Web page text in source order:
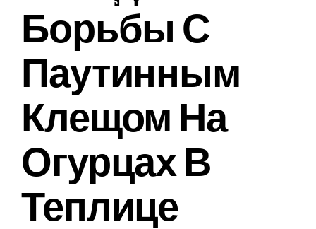
САД И ОГОРОД
Борьбы С
Паутинным
Клещом На
Огурцах В
Теплице